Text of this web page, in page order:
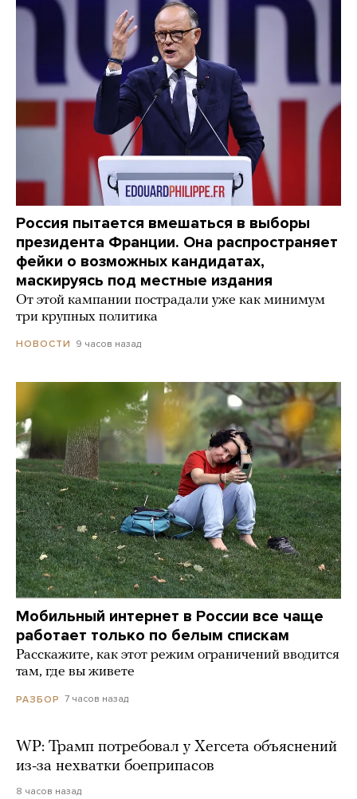
Россия пытается вмешаться в выборы
президента Франции. Она распространяет
фейки о возможных кандидатах,
маскируясь под местные издания
От этой кампании пострадали уже как минимум
три крупных политика
НОВОСТИ 9 часов назад
Мобильный интернет в России все чаще
работает только по белым спискам
Расскажите, как этот режим ограничений вводится
там, где вы живете
РАЗБОР 7 часов назад
WP: Трамп потребовал у Хегсета объяснений
из-за нехватки боеприпасов
8 часов назад